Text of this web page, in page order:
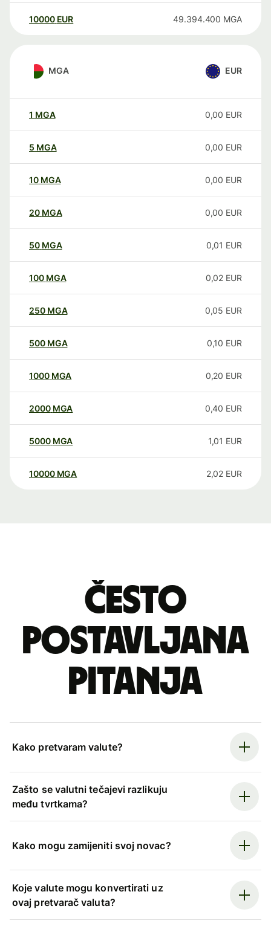
10000 EUR 49.394.400 MGA
MGA EUR
1 MGA 0,00 EUR
5 MGA 0,00 EUR
10 MGA 0,00 EUR
20 MGA 0,00 EUR
50 MGA 0,01 EUR
100 MGA 0,02 EUR
250 MGA 0,05 EUR
500 MGA 0,10 EUR
1000 MGA 0,20 EUR
2000 MGA 0,40 EUR
5000 MGA 1,01 EUR
10000 MGA 2,02 EUR
Često
postavljana
pitanja
Kako pretvaram valute?
Zašto se valutni tečajevi razlikuju
među tvrtkama?
Kako mogu zamijeniti svoj novac?
Koje valute mogu konvertirati uz
ovaj pretvarač valuta?